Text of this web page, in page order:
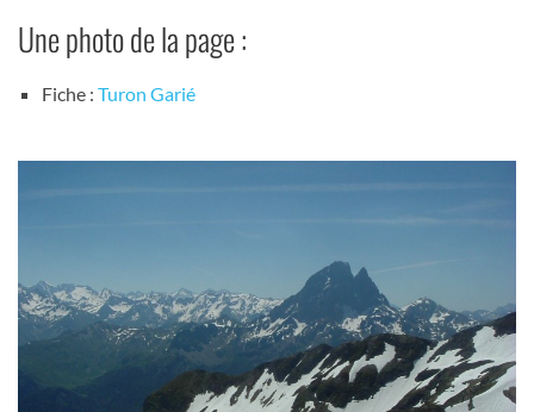
Une photo de la page :
Fiche : Turon Garié